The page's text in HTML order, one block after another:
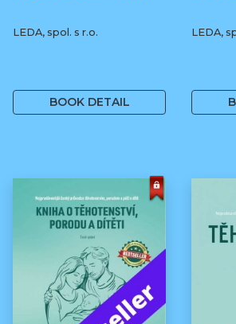
LEDA, spol. s r.o.
BOOK DETAIL
LEDA,